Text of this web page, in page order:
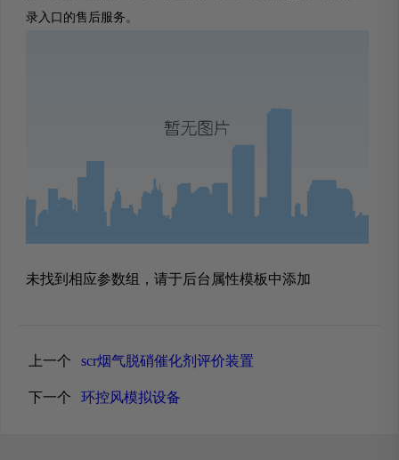
录入口的售后服务。
未找到相应参数组，请于后台属性模板中添加
上一个 scr烟气脱硝催化剂评价装置
下一个 环控风模拟设备